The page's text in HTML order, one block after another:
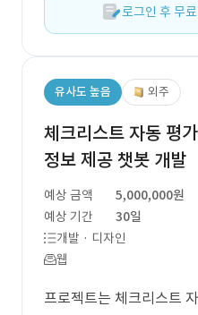
로그인 후 무
유사도 높음 외주
체크리스트 자동 평
정보 제공 챗봇 개발
예상 금액
5,000,000원
예상 기간
30일
개발 · 디자인
웹
프로젝트는 체크리스트